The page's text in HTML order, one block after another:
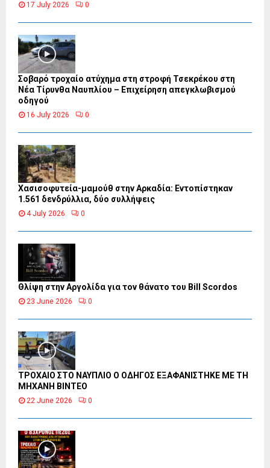
17 July 2026 0
Σοβαρό τροχαίο ατύχημα στη στροφή Τσεκρέκου στη
Νέα Τίρυνθα Ναυπλίου – Επιχείρηση απεγκλωβισμού
οδηγού
16 July 2026 0
Χασισοφυτεία-μαμούθ στην Αρκαδία: Εντοπίστηκαν
1.561 δενδρύλλια, δύο συλλήψεις
4 July 2026 0
Θλίψη στην Αργολίδα για τον θάνατο του Bill Scordos
23 June 2026 0
ΤΡΟΧΑΙΟ ΣΤΟ ΝΑΥΠΛΙΟ Ο ΟΔΗΓΟΣ ΕΞΑΦΑΝΙΣΤΗΚΕ ΜΕ ΤΗ
ΜΗΧΑΝΗ ΒΙΝΤΕΟ
22 June 2026 0